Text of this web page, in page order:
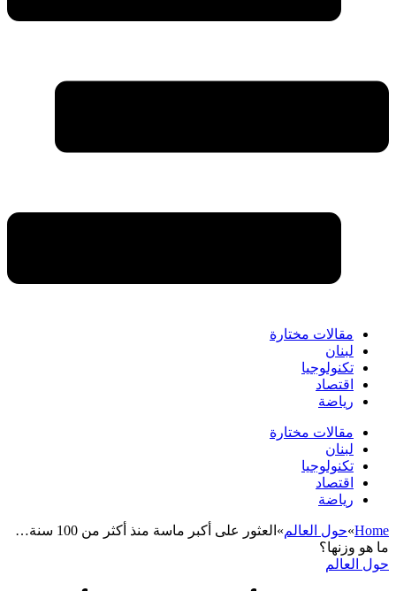
مقالات مختارة
لبنان
تكنولوجيا
اقتصاد
رياضة
مقالات مختارة
لبنان
تكنولوجيا
اقتصاد
رياضة
Home
»حول العالم»
العثور على أكبر ماسة منذ أكثر من 100 سنة…
ما هو وزنها؟
حول العالم